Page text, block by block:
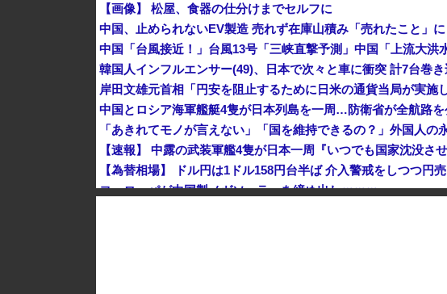
【画像】 松屋、食器の仕分けまでセルフに
韓国人インフルエンサー(49)、日本で次々と車に衝突 計7台巻
中国とロシア海軍艦艇4隻が日本列島を一周…防衛省が全航路を
【速報】 中露の武装軍艦4隻が日本一周『いつでも国家沈没させ
【為替相場】 ドル円は1ドル158円台半ば 介入警戒をしつつ円
ヨーロッパが中国製メガソーラーを締め出しｗｗｗ